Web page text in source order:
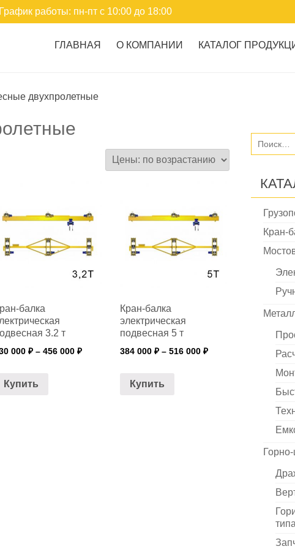
График работы: пн-пт с 10:00 до 18:00
ГЛАВНАЯ О КОМПАНИИ КАТАЛОГ
двухпролетные
балка
3.2 т
000₽ –456 000₽
Купить
Кран-балка
электрическая
подвесная 5 т
384 000 ₽– 516 000 ₽
Купить
Кран-